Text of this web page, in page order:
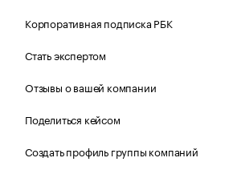
Корпоративная подписка РБК
Стать экспертом
Отзывы о вашей компании
Поделиться кейсом
Создать профиль группы компаний